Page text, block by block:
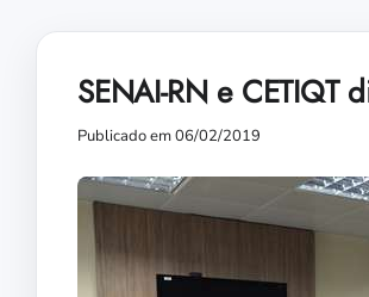
SENAI-RN e CETIQT
Publicado em 06/02/2019